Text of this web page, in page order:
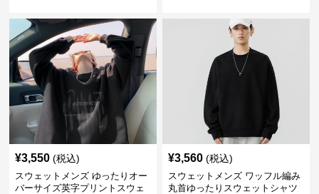
¥3,550 (税込)
スウェットメンズ ゆったりオー
バーサイズ英字プリントスウェ
¥3,560 (税込)
スウェットメンズ ワッフル編み
丸首ゆったりスウェットシャツ